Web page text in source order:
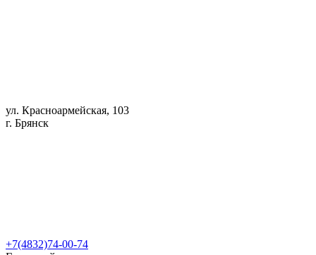
ул. Красноармейская, 103
г. Брянск
+7(4832)74-00-74